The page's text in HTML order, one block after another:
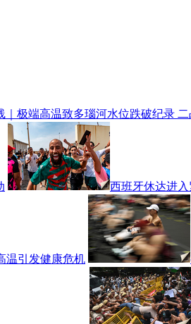
｜极端高温致多瑙河水位跌破纪录
西班牙休达进
温引发健康危机